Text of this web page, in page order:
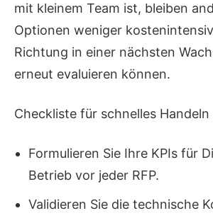
mit kleinem Team ist, bleiben
Optionen weniger
Richtung in einer nächsten
erneut evaluieren können.
Checkliste für schnelles Handeln
Formulieren Sie Ihre KPIs für
Betrieb vor jeder RFP.
Validieren Sie die technische